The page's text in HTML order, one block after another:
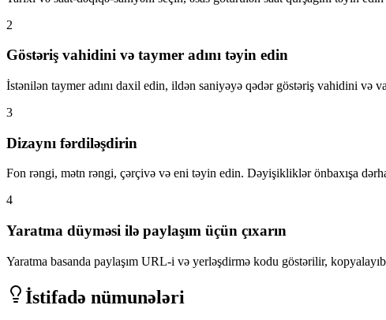
2
Göstəriş vahidini və taymer adını təyin edin
İstənilən taymer adını daxil edin, ildən saniyəyə qədər göstəriş vahidini və
3
Dizaynı fərdiləşdirin
Fon rəngi, mətn rəngi, çərçivə və eni təyin edin. Dəyişikliklər önbaxışa
4
Yaratma düyməsi ilə paylaşım üçün çıxarın
Yaratma basanda paylaşım URL-i və yerləşdirmə kodu göstərilir,
İstifadə nümunələri